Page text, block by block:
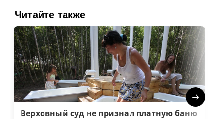
Читайте также
Верховный суд не признал платную баню
Next